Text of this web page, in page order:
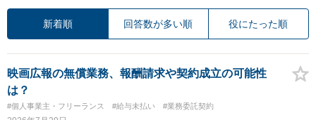
新着順 回答数が多い順 役にたった順
映画広報の無償業務、報酬請求や契約成立の可能性
は？
#個人事業主・フリーランス #給与未払い #業務委託契約